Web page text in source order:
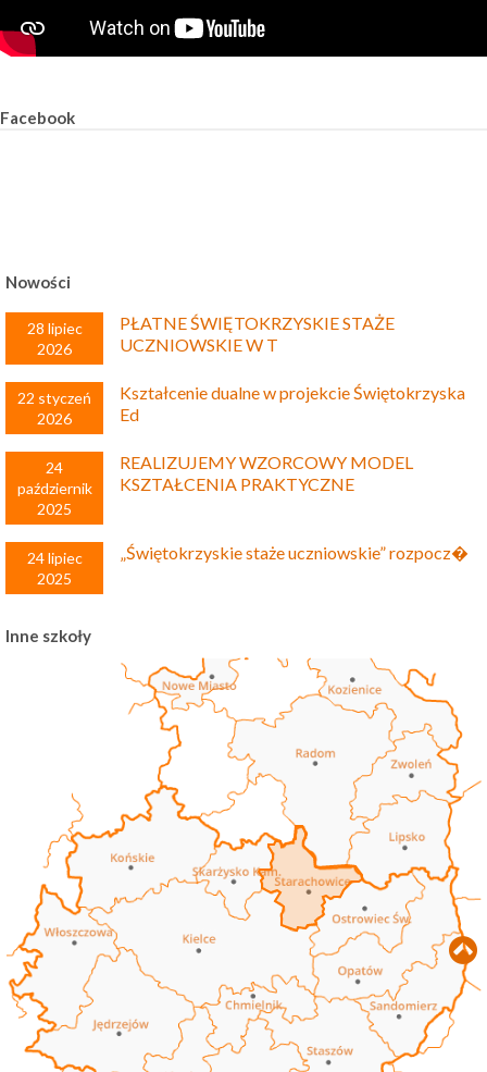
Facebook
Nowości
28 lipiec
2026
PŁATNE ŚWIĘTOKRZYSKIE STAŻE
UCZNIOWSKIE W T
22 styczeń
2026
Kształcenie dualne w projekcie Świętokrzyska
Ed
24
październik
2025
REALIZUJEMY WZORCOWY MODEL
KSZTAŁCENIA PRAKTYCZNE
24 lipiec
2025
„Świętokrzyskie staże uczniowskie” rozpocz�
Inne szkoły